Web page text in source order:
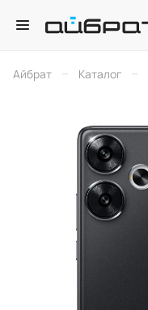
Айбрат – Каталог –